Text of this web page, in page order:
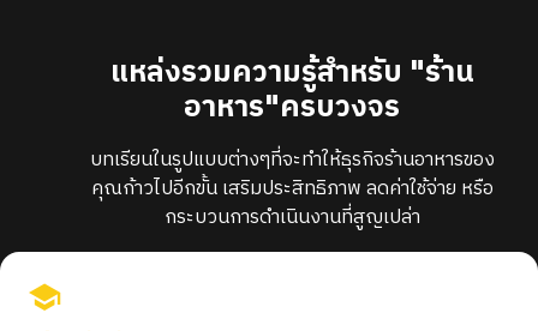
แหล่งรวมความรู้สำหรับ "ร้าน
อาหาร"ครบวงจร
บทเรียนในรูปแบบต่างๆที่จะทำให้ธุรกิจร้านอาหารของ
คุณก้าวไปอีกขั้น เสริมประสิทธิภาพ ลดค่าใช้จ่าย หรือ
กระบวนการดำเนินงานที่สูญเปล่า